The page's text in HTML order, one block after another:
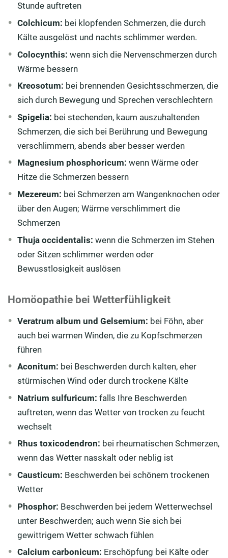
Stunde auftreten
Colchicum: bei klopfenden Schmerzen, die durch
Kälte ausgelöst und nachts schlimmer werden.
Colocynthis: wenn sich die Nervenschmerzen durch
Wärme bessern
Kreosotum: bei brennenden Gesichtsschmerzen, die
sich durch Bewegung und Sprechen verschlechtern
Spigelia: bei stechenden, kaum auszuhaltenden
Schmerzen, die sich bei Berührung und Bewegung
verschlimmern, abends aber besser werden
Magnesium phosphoricum: wenn Wärme oder
Hitze die Schmerzen bessern
Mezereum: bei Schmerzen am Wangenknochen oder
über den Augen; Wärme verschlimmert die
Schmerzen
Thuja occidentalis: wenn die Schmerzen im Stehen
oder Sitzen schlimmer werden oder
Bewusstlosigkeit auslösen
Homöopathie bei Wetterfühligkeit
Veratrum album und Gelsemium: bei Föhn, aber
auch bei warmen Winden, die zu Kopfschmerzen
führen
Aconitum: bei Beschwerden durch kalten, eher
stürmischen Wind oder durch trockene Kälte
Natrium sulfuricum: falls Ihre Beschwerden
auftreten, wenn das Wetter von trocken zu feucht
wechselt
Rhus toxicodendron: bei rheumatischen Schmerzen,
wenn das Wetter nasskalt oder neblig ist
Causticum: Beschwerden bei schönem trockenen
Wetter
Phosphor: Beschwerden bei jedem Wetterwechsel
unter Beschwerden; auch wenn Sie sich bei
gewittrigem Wetter schwach fühlen
Calcium carbonicum: Erschöpfung bei Kälte oder